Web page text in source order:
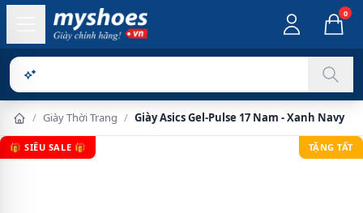
0
Sản phẩm ch
/ Giày Thời Trang / Giày Asics Gel-Pulse 17 Nam - Xanh Navy
🎁 SIÊU SALE 🎁 TẶNG TẤT